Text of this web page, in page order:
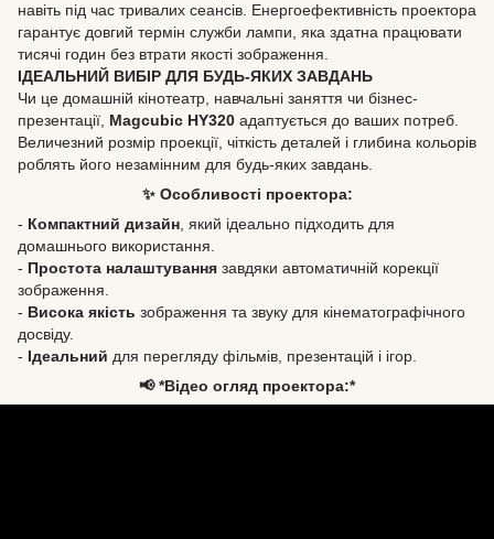
навіть під час тривалих сеансів. Енергоефективність проектора
гарантує довгий термін служби лампи, яка здатна працювати
тисячі годин без втрати якості зображення.
ІДЕАЛЬНИЙ ВИБІР ДЛЯ БУДЬ-ЯКИХ ЗАВДАНЬ
Чи це домашній кінотеатр, навчальні заняття чи бізнес-
презентації, Magcubic HY320 адаптується до ваших потреб.
Величезний розмір проекції, чіткість деталей і глибина кольорів
роблять його незамінним для будь-яких завдань.
✨ Особливості проектора:
- Компактний дизайн , який ідеально підходить для
домашнього використання.
- Простота налаштування завдяки автоматичній корекції
зображення.
- Висока якість зображення та звуку для кінематографічного
досвіду.
- Ідеальний для перегляду фільмів, презентацій і ігор.
📢 *Відео огляд проектора:*